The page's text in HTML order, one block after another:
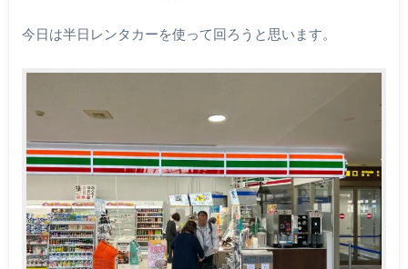
今日は半日レンタカーを使って回ろうと思います。